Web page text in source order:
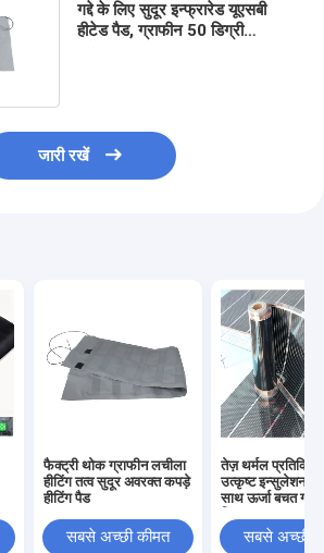
गद्दे के लिए सुदूर इन्फ्रारेड यूएसबी
हीटेड पैड, ग्राफीन 50 डिग्री
जारी रखें
फैक्ट्री थोक ग्राफीन लचीला
हीटिंग तत्व सुदूर अवरक्त कपड़े
हीटिंग पैड
सबसे अच्छी कीमत
तेज़ थर्मल
उत्कृष्ट इन्सुलेशन
साथ ऊर्जा बचत
सबसे अच्छी